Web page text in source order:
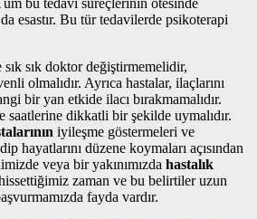
esastır. Bu tür tedavilerde psikoterapi
sık doktor değiştirmemelidir,
olmalıdır. Ayrıca hastalar, ilaçlarını
bir yan etkide ilacı bırakmamalıdır.
saatlerine dikkatli bir şekilde uymalıdır.
iyileşme göstermeleri ve
hayatlarını düzene koymaları açısından
veya bir yakınımızda hastalık
zaman ve bu belirtiler uzun
fayda vardır.